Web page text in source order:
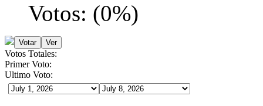
Votos: (0%)
Votos Totales:
Primer Voto:
Ultimo Voto: